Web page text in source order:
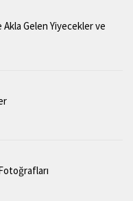
Akla Gelen Yiyecekler ve